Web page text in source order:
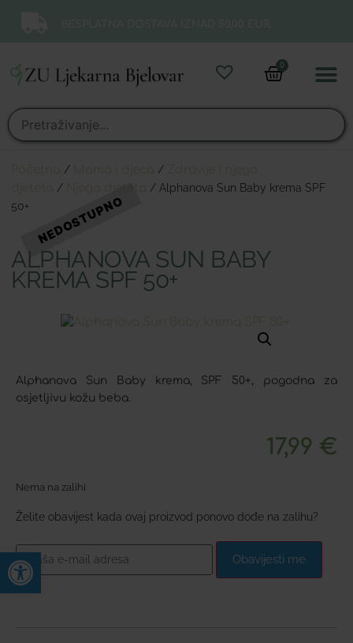
Open toolbar
0
/ /
/
/ Alphanova Sun Baby krema SPF
50+
ALPHANOVA SUN BABY
KREMA SPF 50+
Alphanova Sun Baby krema, SPF 50+, pogodna za
osjetljivu kožu beba.
17,99 €
Nema na zalihi
Želite obavijest kada ovaj proizvod ponovo dođe na zalihu?
Obavijesti me